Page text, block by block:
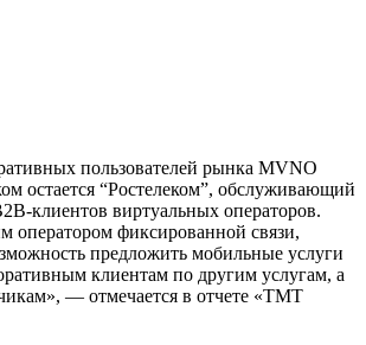
пользователей рынка MVNO
остается “Ростелеком”, обслуживающий
клиентов виртуальных операторов.
оператором фиксированной связи,
предложить мобильные услуги
клиентам по другим услугам, а
— отмечается в отчете «ТМТ